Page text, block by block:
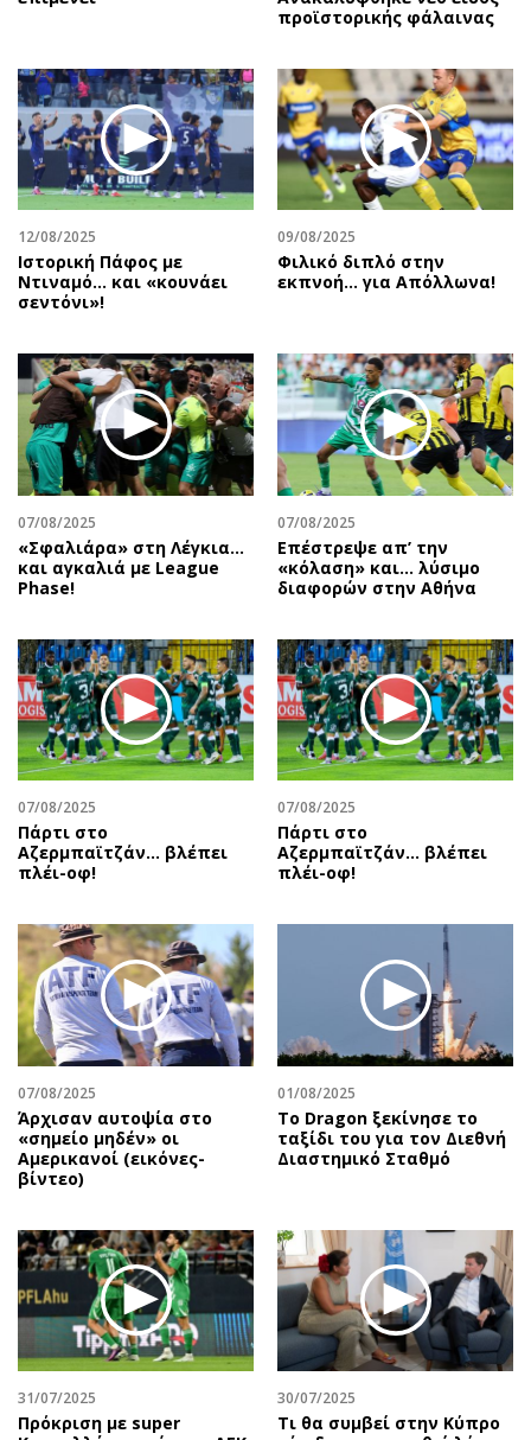
Μουσική
Εικαστικά
Βιβλίο
Χειρόγραφα
Wine routes
Uncut
Προσφορές
Προσωπικότητες στην ''Κ''
Επιστολές
προϊστορικής φάλαινας
12/08/2025
Ιστορική Πάφος με
Ντιναμό… και «κουνάει
σεντόνι»!
09/08/2025
Φιλικό διπλό στην
εκπνοή… για Απόλλωνα!
07/08/2025
«Σφαλιάρα» στη Λέγκια…
και αγκαλιά με League
Phase!
07/08/2025
Επέστρεψε απ’ την
«κόλαση» και… λύσιμο
διαφορών στην Αθήνα
07/08/2025
Πάρτι στο
Αζερμπαϊτζάν… βλέπει
πλέι-οφ!
07/08/2025
Πάρτι στο
Αζερμπαϊτζάν… βλέπει
πλέι-οφ!
07/08/2025
Άρχισαν αυτοψία στο
«σημείο μηδέν» οι
Αμερικανοί (εικόνες-
βίντεο)
01/08/2025
Το Dragon ξεκίνησε το
ταξίδι του για τον Διεθνή
Διαστημικό Σταθμό
31/07/2025
Πρόκριση με super
30/07/2025
Τι θα συμβεί στην Κύπρο